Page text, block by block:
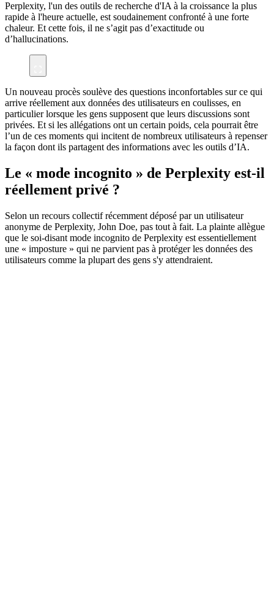
Perplexity, l'un des outils de recherche d'IA à la croissance la plus
rapide à l'heure actuelle, est soudainement confronté à une forte
chaleur. Et cette fois, il ne s’agit pas d’exactitude ou
d’hallucinations.
Un nouveau procès soulève des questions inconfortables sur ce qui
arrive réellement aux données des utilisateurs en coulisses, en
particulier lorsque les gens supposent que leurs discussions sont
privées. Et si les allégations ont un certain poids, cela pourrait être
l’un de ces moments qui incitent de nombreux utilisateurs à repenser
la façon dont ils partagent des informations avec les outils d’IA.
Le « mode incognito » de Perplexity est-il
réellement privé ?
Selon un recours collectif récemment déposé par un utilisateur
anonyme de Perplexity, John Doe, pas tout à fait. La plainte allègue
que le soi-disant mode incognito de Perplexity est essentiellement
une « imposture » qui ne parvient pas à protéger les données des
utilisateurs comme la plupart des gens s'y attendraient.